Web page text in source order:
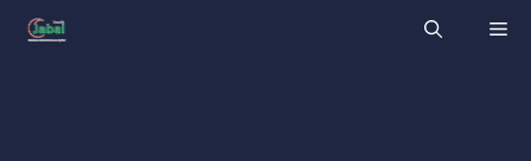
Skip